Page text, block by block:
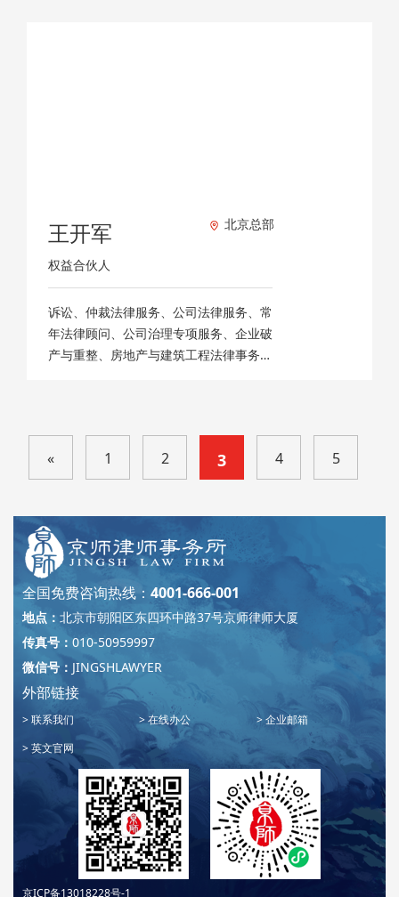
王开军
权益合伙人
北京总部
诉讼、仲裁法律服务、公司法律服务、常
年法律顾问、公司治理专项服务、企业破
产与重整、房地产与建筑工程法律事务、
« 1 2 3 4 5
45 60 75 90
135 »
全国免费咨询热线： 4001-666-001
地点： 北京市朝阳区东四环中路37号京师律师大厦
传真号： 010-50959997
微信号： JINGSHLAWYER
外部链接
联系我们 在线办公
企业邮箱
英文官网
京ICP备13018228号-1